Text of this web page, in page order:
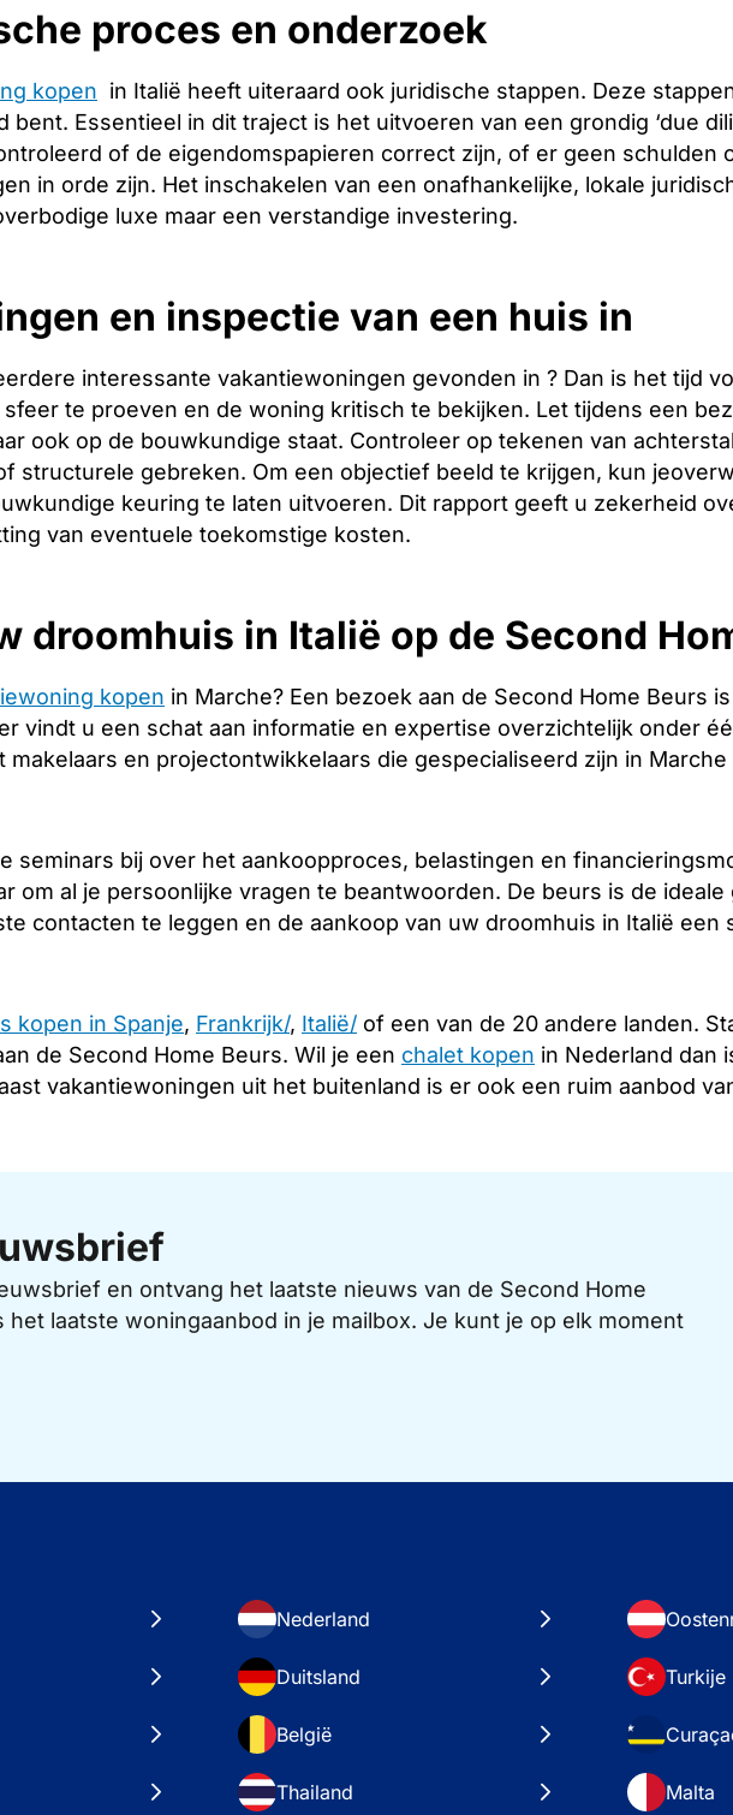
proces en onderzoek
kopen in Italië heeft uiteraard ook juridische stappen. Deze
bent. Essentieel in dit traject is het uitvoeren van een grondig ‘due
of de eigendomspapieren correct zijn, of er geen schulden
in orde zijn. Het inschakelen van een onafhankelijke, lokale
luxe maar een verstandige investering.
en inspectie van een huis in
interessante vakantiewoningen gevonden in ? Dan is het tijd
te proeven en de woning kritisch te bekijken. Let tijdens een
ook op de bouwkundige staat. Controleer op tekenen van
structurele gebreken. Om een objectief beeld te krijgen, kun
keuring te laten uitvoeren. Dit rapport geeft u zekerheid
van eventuele toekomstige kosten.
droomhuis in Italië op de Second
kopen in Marche? Een bezoek aan de Second Home Beurs
vindt u een schat aan informatie en expertise overzichtelijk onder
makelaars en projectontwikkelaars die gespecialiseerd zijn in Marche
seminars bij over het aankoopproces, belastingen en
om al je persoonlijke vragen te beantwoorden. De beurs is de
contacten te leggen en de aankoop van uw droomhuis in Italië een
kopen in Spanje, Frankrijk/, Italië/ of een van de 20 andere landen.
de Second Home Beurs. Wil je een chalet kopen in Nederland dan
vakantiewoningen uit het buitenland is er ook een ruim aanbod
en ontvang het laatste nieuws van de Second Home
laatste woningaanbod in je mailbox. Je kunt je op elk moment
Nederland
Duitsland Turkije
België
Thailand Malta